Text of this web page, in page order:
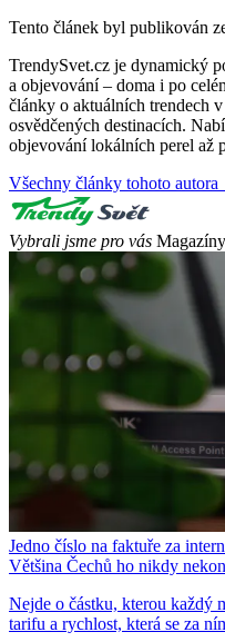
Tento článek byl publikován
TrendySvet.cz je dynamický
a objevování – doma i po
články o aktuálních trendech
osvědčených destinacích.
objevování lokálních perel až
Všechny články tohoto
Vybrali jsme pro vás
Jedno číslo na faktuře za
Většina Čechů ho nikdy
Nejde o částku, kterou každý
tarifu a rychlost, která se za